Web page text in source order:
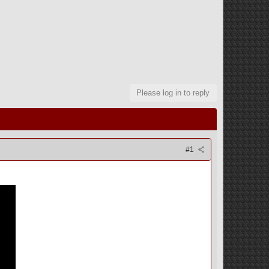
Please log in to reply
#1